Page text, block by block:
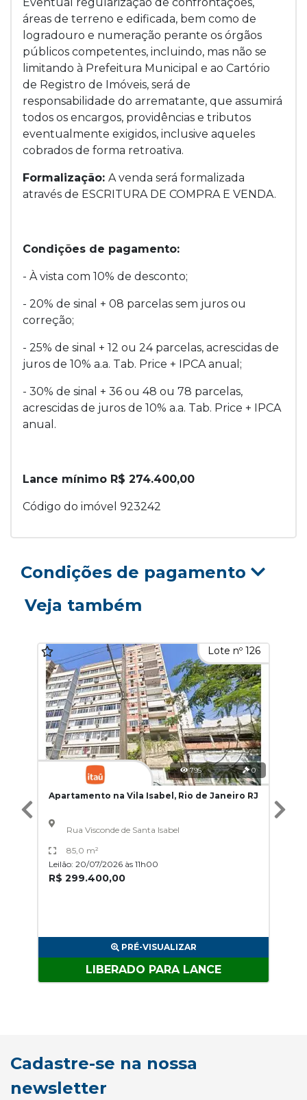
áreas de terreno e edificada, bem como de
logradouro e numeração perante os órgãos
públicos competentes, incluindo, mas não se
limitando à Prefeitura Municipal e ao Cartório
de Registro de Imóveis, será de
responsabilidade do arrematante, que assumirá
todos os encargos, providências e tributos
eventualmente exigidos, inclusive aqueles
cobrados de forma retroativa.
Formalização: A venda será formalizada
através de ESCRITURA DE COMPRA E VENDA.
Condições de pagamento:
- À vista com 10% de desconto;
- 20% de sinal + 08 parcelas sem juros ou
correção;
- 25% de sinal + 12 ou 24 parcelas, acrescidas de
juros de 10% a.a. Tab. Price + IPCA anual;
- 30% de sinal + 36 ou 48 ou 78 parcelas,
acrescidas de juros de 10% a.a. Tab. Price + IPCA
anual.
Lance mínimo R$ 274.400,00
Código do imóvel 923242
Condições de pagamento
Veja também
Lote nº 126
795 0
Apartamento na Vila Isabel, Rio de Janeiro RJ
Rua Visconde de Santa Isabel
85,0 m²
Leilão: 20/07/2026 às 11h00
R$ 299.400,00
PRÉ-VISUALIZAR
LIBERADO PARA LANCE
Cadastre-se na nossa
newsletter